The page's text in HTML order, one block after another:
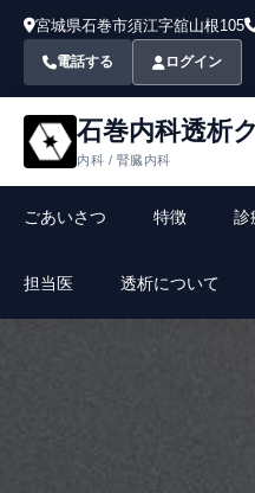
宮城県石巻市須江字舘山根105
電話する ログイン
石巻内科透析
内科 / 腎臓内科
ごあいさつ 特徴 診
担当医 透析について